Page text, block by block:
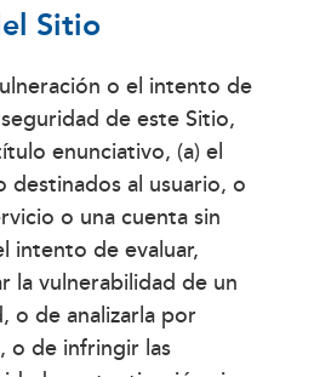
Sitio
o el intento de
de este Sitio,
enunciativo, (a) el
destinados al usuario, o
o una cuenta sin
intento de evaluar,
la vulnerabilidad de un
o de analizarla por
o de infringir las